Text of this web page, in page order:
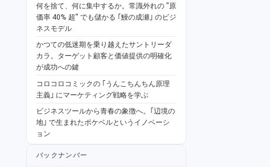
何を捨て、何に集中するか。常識外れの "原
価率 40% 超" でも儲かる ｢鰻の成瀬｣ のビジ
ネスモデル
かつての低迷期を乗り越えたサントリーダ
カラ。ターゲット顧客と価値提供の明確化
が成功への鍵
コロコロコミックの ｢うんこちんちん原理
主義｣ にマーケティング戦略を学ぶ
ビジネスツールから青春の象徴へ。｢辺境の
地｣ で生まれたポケベルというイノベーシ
ョン
バックナンバー